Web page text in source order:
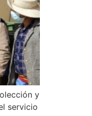
y
servicio